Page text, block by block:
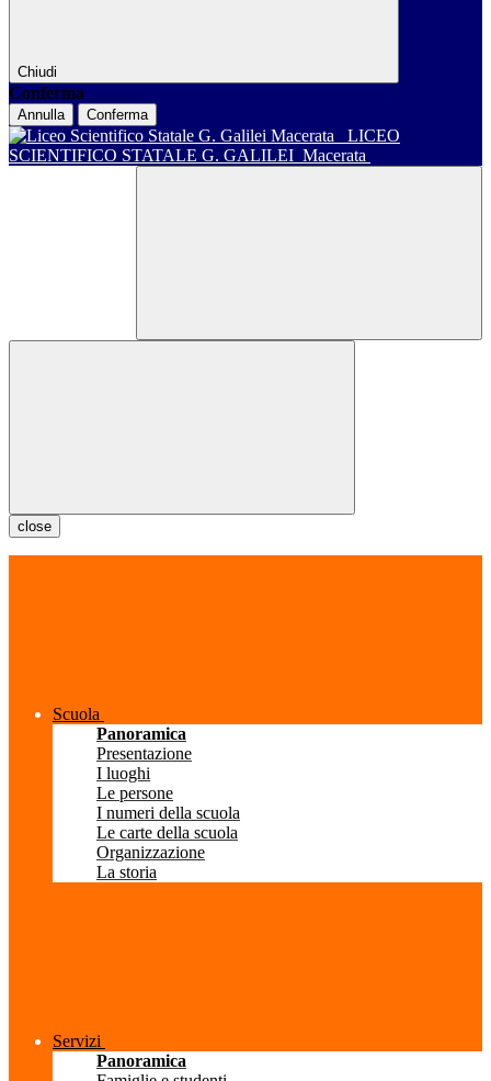
Chiudi
Conferma
Annulla Conferma
LICEO
SCIENTIFICO STATALE G. GALILEI Macerata
close
Scuola
Panoramica
Presentazione
I luoghi
Le persone
I numeri della scuola
Le carte della scuola
Organizzazione
La storia
Servizi
Panoramica